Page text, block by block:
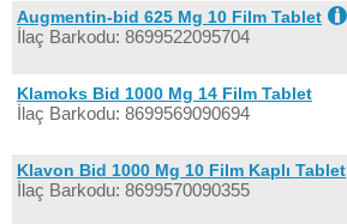
Augmentin-bid 625 Mg 10 Film Tablet
İlaç Barkodu: 8699522095704
Klamoks Bid 1000 Mg 14 Film Tablet
İlaç Barkodu: 8699569090694
Klavon Bid 1000 Mg 10 Film Kaplı Tablet
İlaç Barkodu: 8699570090355